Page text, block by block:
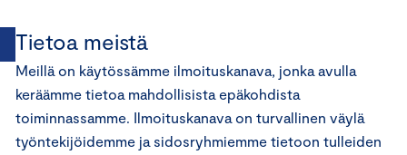
Tietoa meistä
Meillä on käytössämme ilmoituskanava, jonka avulla
keräämme tietoa mahdollisista epäkohdista
toiminnassamme. Ilmoituskanava on turvallinen väylä
työntekijöidemme ja sidosryhmiemme tietoon tulleiden